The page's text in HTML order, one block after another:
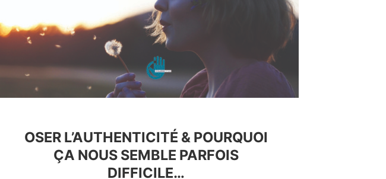
OSER L’AUTHENTICITÉ & POURQUOI
ÇA NOUS SEMBLE PARFOIS
DIFFICILE…